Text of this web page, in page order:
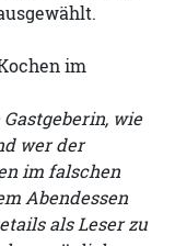
im
wie
wer der
im falschen
Abendessen
als Leser zu